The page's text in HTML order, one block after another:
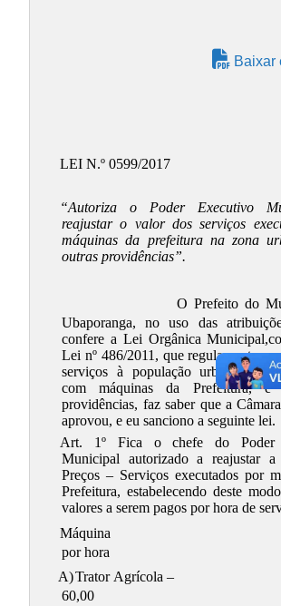
Baixar
LEI N.º 0599/2017
“Autoriza o Poder Executivo
reajustar o valor dos serviços
máquinas da prefeitura na zona
outras providências”.
O Prefeito do
Ubaporanga, no uso das
confere a Lei Orgânica
Lei nº 486/2011, que regulamenta a
serviços à população urbana de
com máquinas da Prefeitura, e
providências, faz saber que a
aprovou, e eu sanciono a seguinte lei.
Art. 1º Fica o chefe do Poder
Municipal autorizado a reajustar a
Preços – Serviços executados por
Prefeitura, estabelecendo deste
valores a serem pagos por hora de
Máquina
por hora
A)Trator Agrícola –
60,00